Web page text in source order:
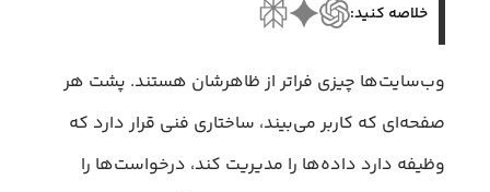
خلاصه کنید:
وب‌سایت‌ها چیزی فراتر از ظاهرشان هستند. پشت هر
صفحه‌ای که کاربر می‌بیند، ساختاری فنی قرار دارد که
وظیفه دارد داده‌ها را مدیریت کند، درخواست‌ها را